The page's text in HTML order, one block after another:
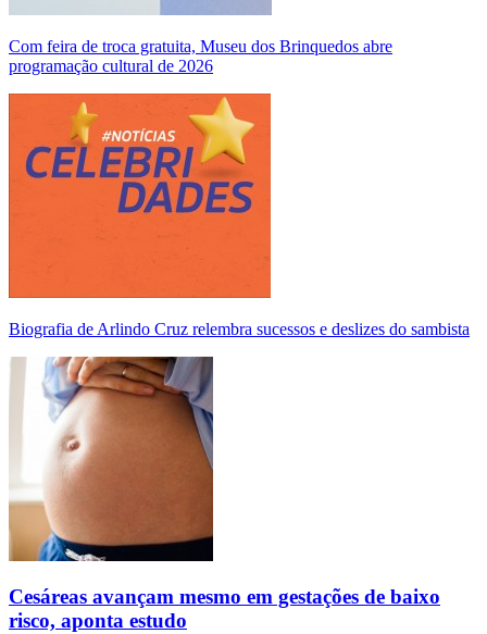
Com feira de troca gratuita, Museu dos Brinquedos abre
programação cultural de 2026
Biografia de Arlindo Cruz relembra sucessos e deslizes do sambista
Cesáreas avançam mesmo em gestações de baixo
risco, aponta estudo